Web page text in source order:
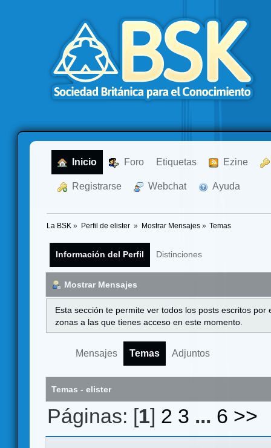
Inicio Foro Etiquetas Ezine
Registrarse Webchat Ayuda
La BSK » Perfil de elister » Mostrar Mensajes» Temas
Información del Perfil Distinciones
Mostrar Mensajes
Esta sección te permite ver todos los posts escritos
zonas a las que tienes acceso en este momento.
Mensajes Temas Adjuntos
Temas - elister
Páginas: [1] 2 3 ... 6 >>